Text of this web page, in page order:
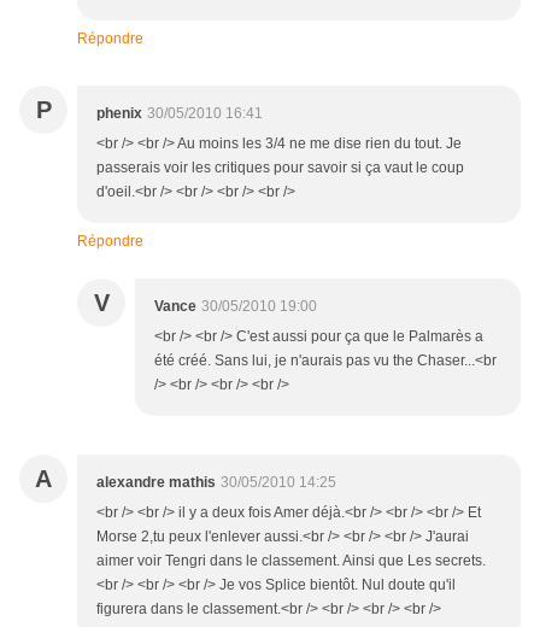
Répondre
P phenix 30/05/2010 16:41
<br /> <br /> Au moins les 3/4 ne me dise rien du tout. Je
passerais voir les critiques pour savoir si ça vaut le coup
d'oeil.<br /> <br /> <br /> <br />
Répondre
V Vance 30/05/2010 19:00
<br /> <br /> C'est aussi pour ça que le Palmarès a
été créé. Sans lui, je n'aurais pas vu the Chaser...<br
/> <br /> <br /> <br />
A alexandre mathis 30/05/2010 14:25
<br /> <br /> il y a deux fois Amer déjà.<br /> <br /> <br /> Et
Morse 2,tu peux l'enlever aussi.<br /> <br /> <br /> J'aurai
aimer voir Tengri dans le classement. Ainsi que Les secrets.
<br /> <br /> <br /> Je vos Splice bientôt. Nul doute qu'il
figurera dans le classement.<br /> <br /> <br /> <br />